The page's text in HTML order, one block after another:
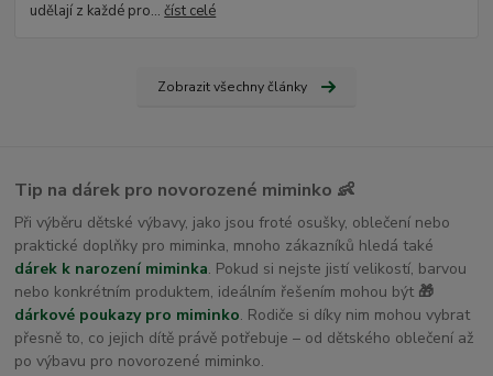
udělají z každé pro...číst celé
Zobrazit všechny články
Tip na dárek pro novorozené miminko 👶
Při výběru dětské výbavy, jako jsou froté osušky, oblečení nebo
praktické doplňky pro miminka, mnoho zákazníků hledá také
dárek k narození miminka. Pokud si nejste jistí velikostí, barvou
nebo konkrétním produktem, ideálním řešením mohou být 🎁
dárkové poukazy pro miminko. Rodiče si díky nim mohou vybrat
přesně to, co jejich dítě právě potřebuje – od dětského oblečení až
po výbavu pro novorozené miminko.